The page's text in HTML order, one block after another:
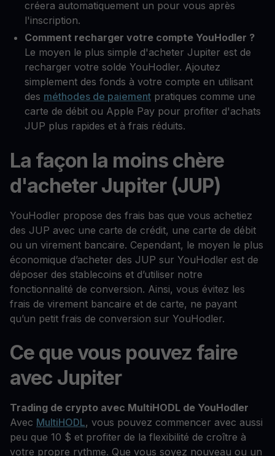
créera automatiquement un pour vous après
l'inscription.
Comment recharger votre compte YouHodler ?
Le moyen le plus simple d'acheter Jupiter est de
recharger votre solde YouHodler. Ajoutez
simplement des fonds à votre compte en utilisant
des méthodes de paiement pratiques comme une
carte de débit ou Apple Pay pour profiter d'achats
JUP plus rapides et à frais réduits.
La façon la moins chère
d'acheter Jupiter (JUP)
YouHodler propose des frais bas que vous achetiez
des JUP avec une carte de crédit, une carte de débit
ou un virement bancaire. Cependant, le moyen le plus
économique d’acheter des JUP sur YouHodler est de
déposer des stablecoins et d’utiliser notre
fonctionnalité de conversion. Ainsi, vous évitez les
frais de virement bancaire et de carte, ne payant
qu’un petit frais de conversion sur YouHodler.
Ce que vous pouvez faire
avec Jupiter
Trading de crypto avec MultiHODL de YouHodler
Avec MultiHODL, vous pouvez commencer avec aussi
peu que 10 $ et profiter de la flexibilité de croître à
votre propre rythme. Que vous soyez nouveau ou un